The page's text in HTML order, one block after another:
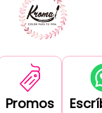
Promos